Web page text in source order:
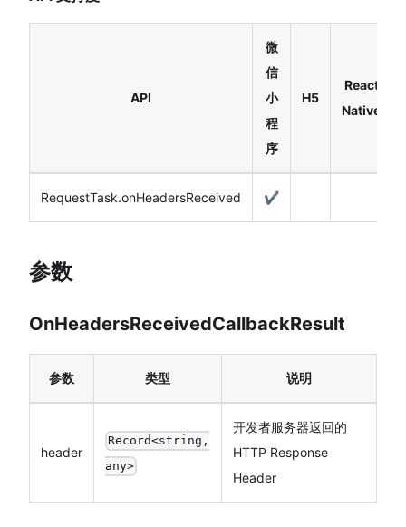
API
微
信
小
程
序
H5
React
Native
RequestTask.onHeadersReceived ✔️
参数
OnHeadersReceivedCallbackResult
参数 类型 说明
header
Record<string,
any>
开发者服务器返回的
HTTP Response
Header